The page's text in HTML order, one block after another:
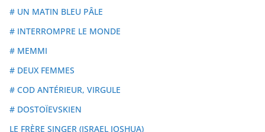
# UN MATIN BLEU PÂLE
# INTERROMPRE LE MONDE
# MEMMI
# DEUX FEMMES
# COD ANTÉRIEUR, VIRGULE
# DOSTOÏEVSKIEN
LE FRÈRE SINGER (ISRAEL JOSHUA)